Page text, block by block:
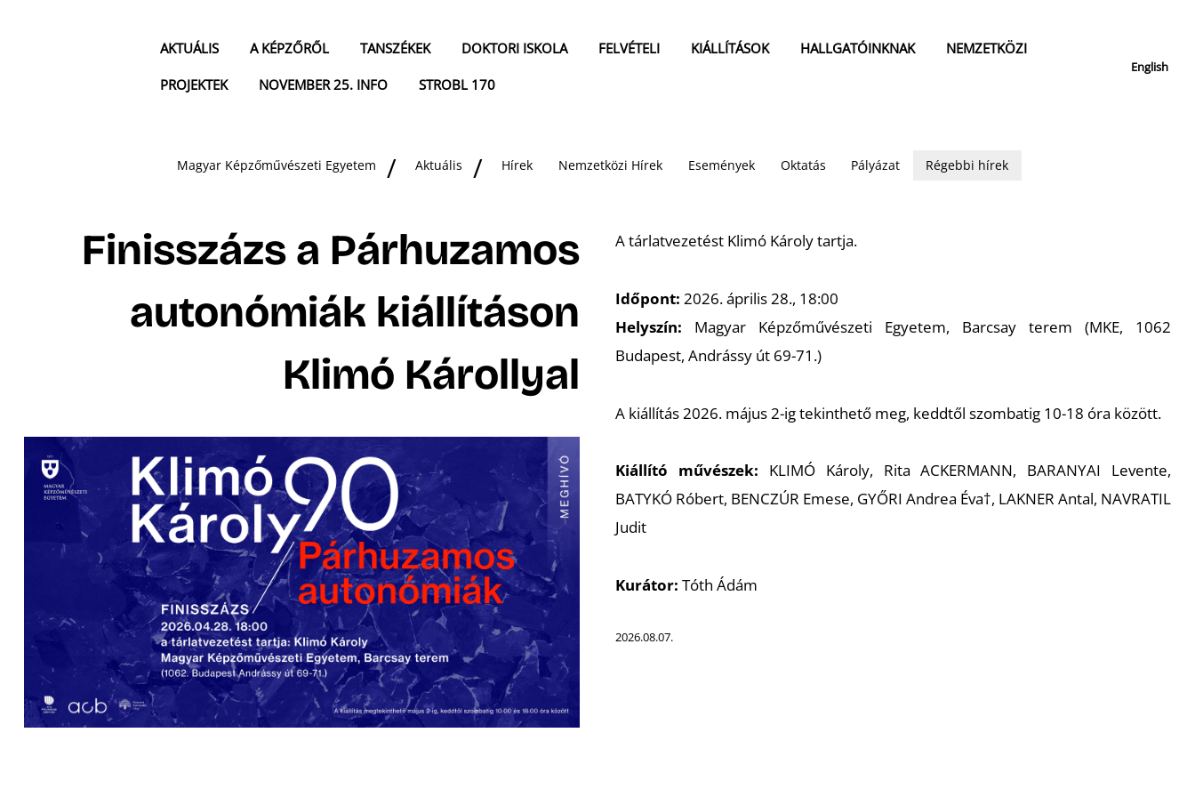
AKTUÁLIS A KÉPZŐRŐL TANSZÉKEK DOKTORI ISKOLA FELVÉTELI KIÁLLÍTÁSOK HALLGATÓINKNAK
NEMZETKÖZI
PROJEKTEK
NOVEMBER 25. INFO STROBL 170
English
Magyar Képzőművészeti Egyetem Aktuális Hírek Nemzetközi Hírek Események Oktatás Pályázat Régebbi hírek
Finisszázs a Párhuzamos
autonómiák kiállításon
Klimó Károllyal
A tárlatvezetést Klimó Károly tartja.
Időpont: 2026. április 28., 18:00
Helyszín: Magyar Képzőművészeti Egyetem, Barcsay terem (MKE, 1062
Budapest, Andrássy út 69-71.)
A kiállítás 2026. május 2-ig tekinthető meg, keddtől szombatig 10-18 óra között.
Kiállító művészek: KLIMÓ Károly, Rita ACKERMANN, BARANYAI Levente,
BATYKÓ Róbert, BENCZÚR Emese, GYŐRI Andrea Éva†, LAKNER Antal, NAVRATIL
Judit
Kurátor: Tóth Ádám
2026.08.07.